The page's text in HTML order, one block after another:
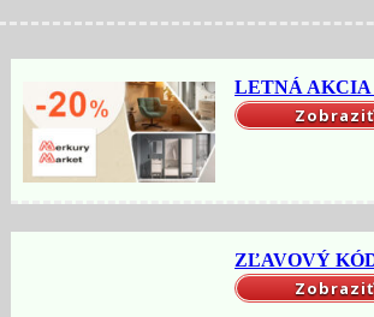
LETNÁ AKCIA
Zobraziť
ZĽAVOVÝ
Zobraziť